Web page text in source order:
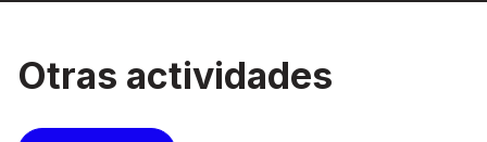
Otras actividades